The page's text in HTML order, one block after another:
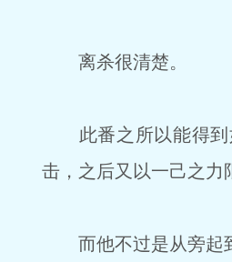
离杀很清楚。
此番之所以能得到
击，之后又以一己之力
而他不过是从旁起